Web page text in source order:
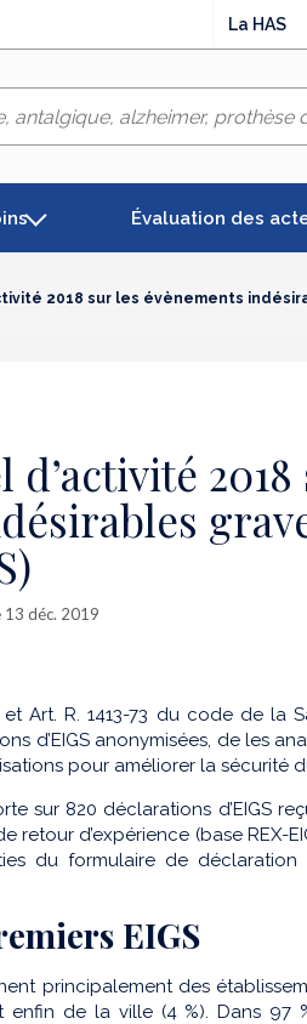
La HAS
Évaluation des
2018 sur les évènements
2018
13 déc. 2019
et Art. R. 1413-73 du code de la
d’EIGS anonymisées, de les
pour améliorer la sécurité
sur 820 déclarations d’EIGS
retour d’expérience (base REX-
du formulaire de déclaration
EIGS
principalement des
enfin de la ville (4 %). Dans 97